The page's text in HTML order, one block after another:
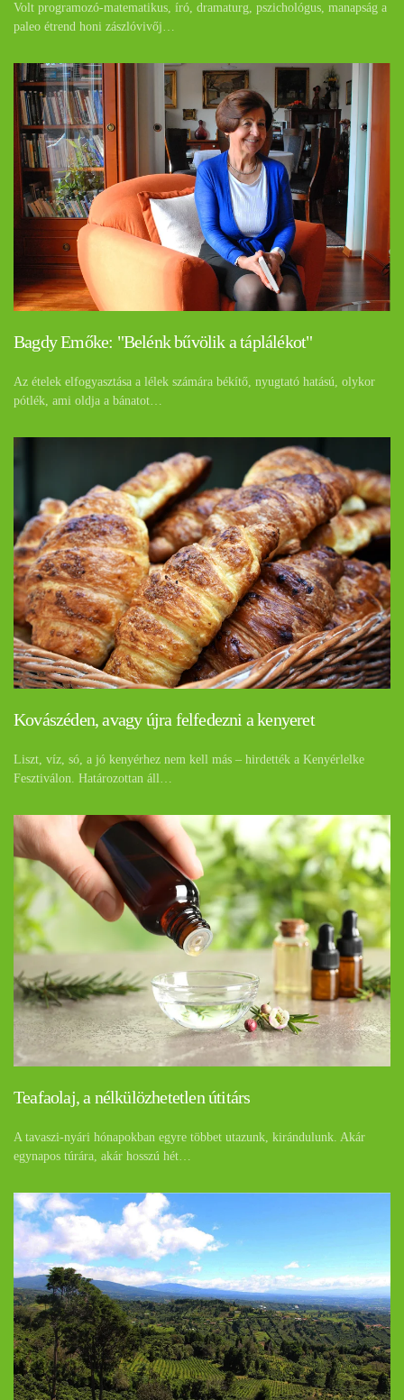
Volt programozó-matematikus, író, dramaturg, pszichológus, manapság a
paleo étrend honi zászlóvivőj…
Bagdy Emőke: "Belénk bűvölik a táplálékot"
Az ételek elfogyasztása a lélek számára békítő, nyugtató hatású, olykor
pótlék, ami oldja a bánatot…
Kovászéden, avagy újra felfedezni a kenyeret
Liszt, víz, só, a jó kenyérhez nem kell más – hirdették a Kenyérlelke
Fesztiválon. Határozottan áll…
Teafaolaj, a nélkülözhetetlen útitárs
A tavaszi-nyári hónapokban egyre többet utazunk, kirándulunk. Akár
egynapos túrára, akár hosszú hét…